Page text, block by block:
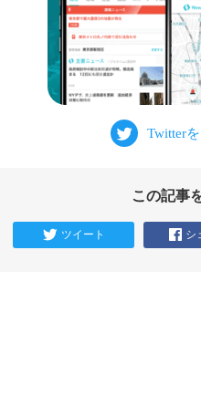
この記事
ツイート シ